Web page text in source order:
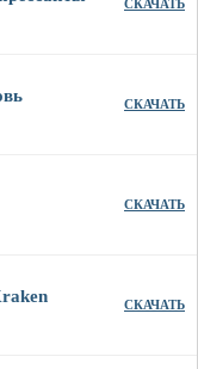
СКАЧАТЬ
СКАЧАТЬ
СКАЧАТЬ
СКАЧАТЬ